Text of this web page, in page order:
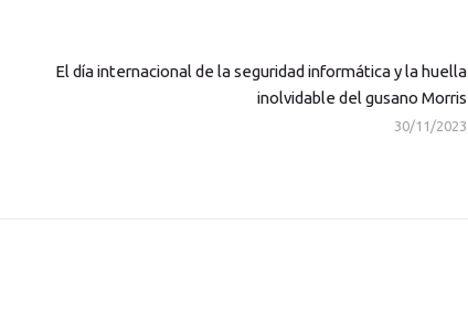
El día internacional de la seguridad informática y la huella
inolvidable del gusano Morris
30/11/2023